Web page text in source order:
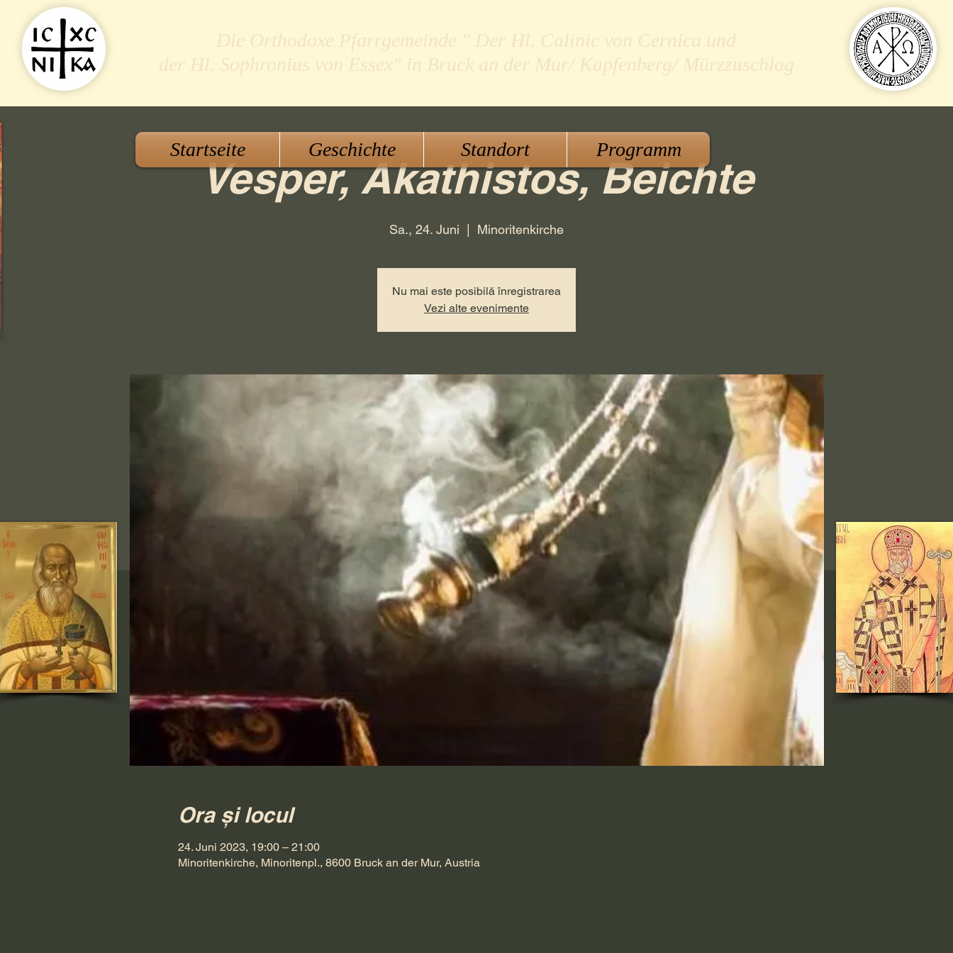
Vesper, Akathistos, Beichte
Sa., 24. Juni Minoritenkirche
Nu mai este posibilă înregistrarea
Vezi alte evenimente
Ora și locul
24. Juni 2023, 19:00 – 21:00
Minoritenkirche, Minoritenpl., 8600 Bruck an der Mur, Austria
Startseite Geschichte Standort Programm